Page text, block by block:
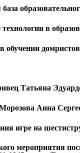
технологии в
обучении
Татьяна
Анна
игре на
мероприятия